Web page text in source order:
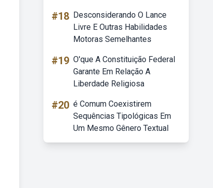
#18 Desconsiderando O Lance
Livre E Outras Habilidades
Motoras Semelhantes
#19 O'que A Constituição Federal
Garante Em Relação A
Liberdade Religiosa
#20 é Comum Coexistirem
Sequências Tipológicas Em
Um Mesmo Gênero Textual